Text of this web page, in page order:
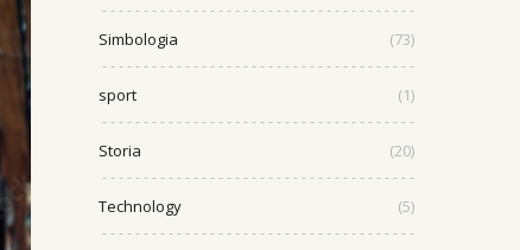
Simbologia (73)
sport (1)
Storia (20)
Technology (5)